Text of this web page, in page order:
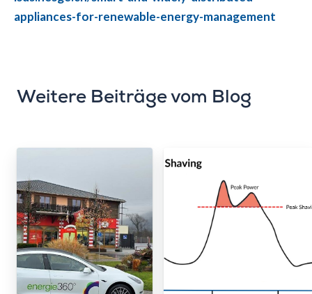
appliances-for-renewable-energy-management
Weitere Beiträge vom Blog